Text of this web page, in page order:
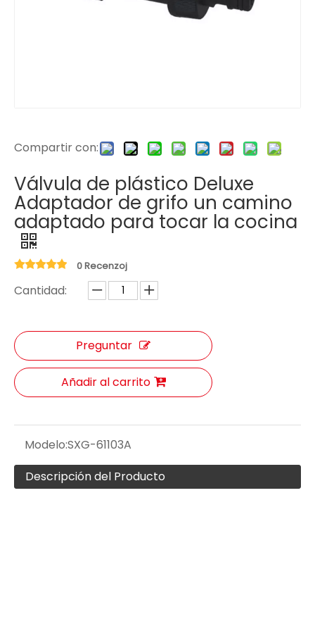
Compartir con:
Válvula de plástico Deluxe
Adaptador de grifo un camino
adaptado para tocar la cocina
0 Recenzoj
Cantidad:
Preguntar
Añadir al carrito
Modelo:SXG-61103A
Descripción del Producto